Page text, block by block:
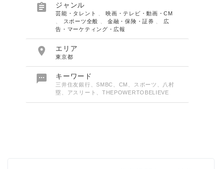
 ジャンル
芸能・タレント 、映画・テレビ・動画・CM
スポーツ全般 、金融・保険・証券
広
告・マーケティング・広報
 エリア
東京都
 キーワード
三井住友銀行、SMBC、CM、スポーツ、八村
塁、アスリート、THEPOWERTOBELIEVE